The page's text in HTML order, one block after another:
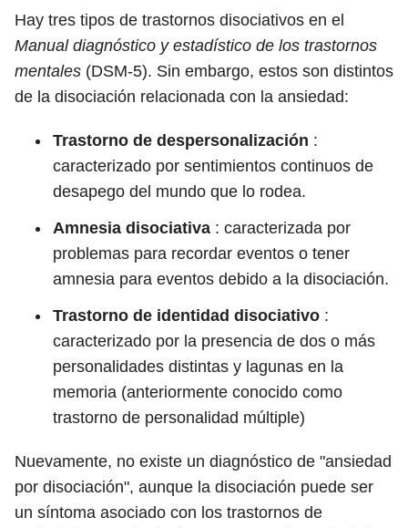
Hay tres tipos de trastornos disociativos en el
Manual diagnóstico y estadístico de los trastornos
mentales (DSM-5). Sin embargo, estos son distintos
de la disociación relacionada con la ansiedad:
Trastorno de despersonalización :
caracterizado por sentimientos continuos de
desapego del mundo que lo rodea.
Amnesia disociativa : caracterizada por
problemas para recordar eventos o tener
amnesia para eventos debido a la disociación.
Trastorno de identidad disociativo :
caracterizado por la presencia de dos o más
personalidades distintas y lagunas en la
memoria (anteriormente conocido como
trastorno de personalidad múltiple)
Nuevamente, no existe un diagnóstico de "ansiedad
por disociación", aunque la disociación puede ser
un síntoma asociado con los trastornos de